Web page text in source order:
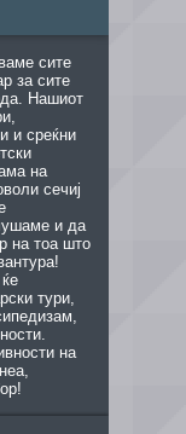
сите
за сите
Нашиот
и среќни
на
сечиј
и да
на тоа што
тури,
на